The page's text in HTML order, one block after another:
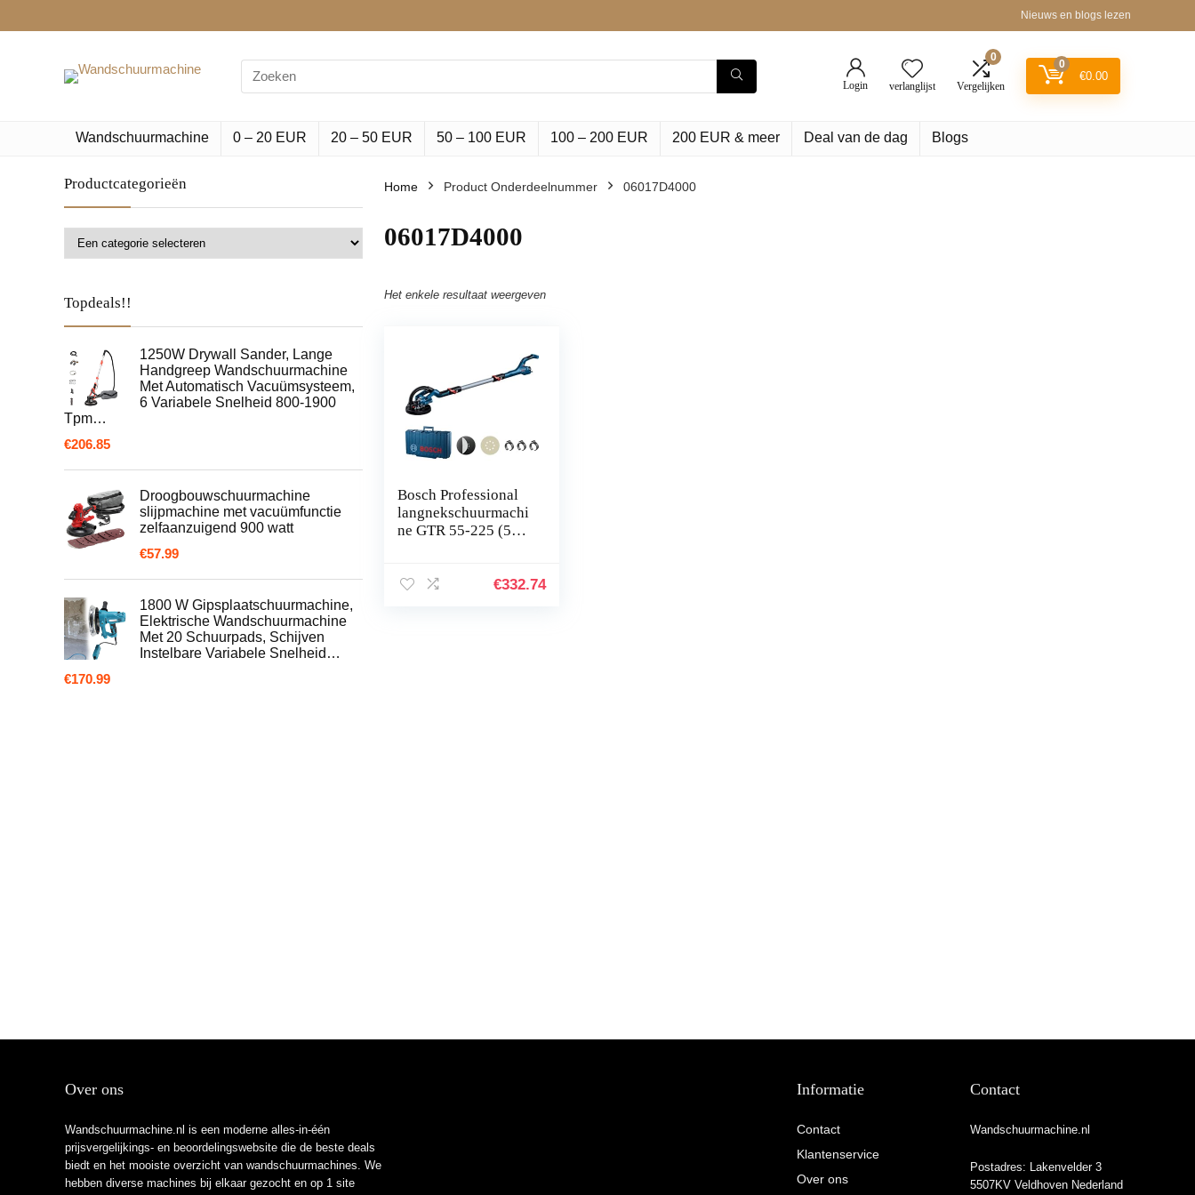
Nieuws en blogs lezen
Search
for:
Login verlanglijst
0
Vergelijken
0
€0.00
Wandschuurmachine 0 – 20 EUR 20 – 50 EUR 50 – 100 EUR 100 – 200 EUR 200 EUR & meer Deal van de dag Blogs
Productcategorieën
Topdeals!!
1250W Drywall Sander, Lange
Handgreep Wandschuurmachine
Met Automatisch Vacuümsysteem,
6 Variabele Snelheid 800-1900
Tpm…
€206.85
Droogbouwschuurmachine
slijpmachine met vacuümfunctie
zelfaanzuigend 900 watt
€57.99
1800 W Gipsplaatschuurmachine,
Elektrische Wandschuurmachine
Met 20 Schuurpads, Schijven
Instelbare Variabele Snelheid…
€170.99
Home Product Onderdeelnummer ‎06017D4000
‎06017D4000
Het enkele resultaat weergeven
Bosch Professional
langnekschuurmachi
ne GTR 55-225 (550
schuurblad M480,
€332.74
Over ons
Wandschuurmachine.nl is een moderne alles-in-één
prijsvergelijkings- en beoordelingswebsite die de beste deals
biedt en het mooiste overzicht van wandschuurmachines. We
hebben diverse machines bij elkaar gezocht en op 1 site
Informatie
Contact
Klantenservice
Over ons
Contact
Wandschuurmachine.nl
Postadres: Lakenvelder 3
5507KV Veldhoven Nederland